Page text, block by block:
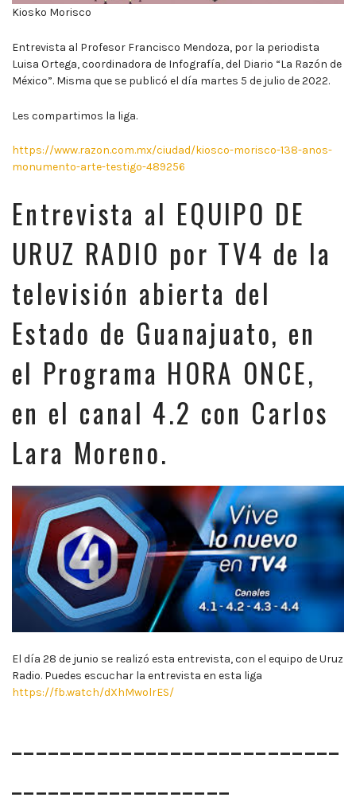
Kiosko Morisco
Entrevista al Profesor Francisco Mendoza, por la periodista
Luisa Ortega, coordinadora de Infografía, del Diario “La Razón de
México”. Misma que se publicó el día martes 5 de julio de 2022.
Les compartimos la liga.
https://www.razon.com.mx/ciudad/kiosco-morisco-138-anos-
monumento-arte-testigo-489256
Entrevista al EQUIPO DE
URUZ RADIO por TV4 de la
televisión abierta del
Estado de Guanajuato, en
el Programa HORA ONCE,
en el canal 4.2 con Carlos
Lara Moreno.
El día 28 de junio se realizó esta entrevista, con el equipo de Uruz
Radio. Puedes escuchar la entrevista en esta liga
https://fb.watch/dXhMwolrES/